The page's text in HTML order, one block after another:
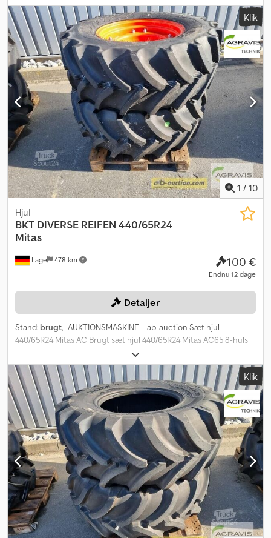
moms. Registrer dig gratis og deltag i budrunden. Klik her for at
komme til auktionen: ----- ----- Spændende onlineauktion! Start
med at byde NU! ab-auction Crjdpex R Hr Usfx Ak Ejf
Klik
1 / 10
Lage 478 km
Hjul
BKT DIVERSE REIFEN 440/65R24
Mitas
100 €
Endnu 12 dage
Detaljer
Stand: brugt, -AUKTIONSMASKINE – ab-auction Sæt hjul
440/65R24 Mitas AC Brugt sæt hjul 440/65R24 Mitas AC65 8-huls
justerbar fælg Navdiameter 210 mm Boltcirkel 270 mm Diameter
på bolthul 20 mm Indpresningsdybde 215 mm Du kan byde på
denne maskine online. Startprisen er 100,00 EUR ekskl. moms.
Registrer dig gratis og byd med. Klik her for at komme til
auktionen: ----- ----- Spændende onlineauktion! Start med at
byde NU! ab-auction Codpjy Iqvlefx Ak Ejrf
Klik